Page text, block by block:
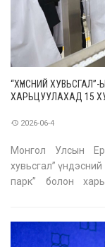
“ХҮНСНИЙ ХУВЬСГАЛ”-
ХАРЬЦУУЛАХАД 15
2026-06-4
Монгол Улсын
хувьсгал” үндэсний
парк” болон
хувьсгал”-д нэгдэн